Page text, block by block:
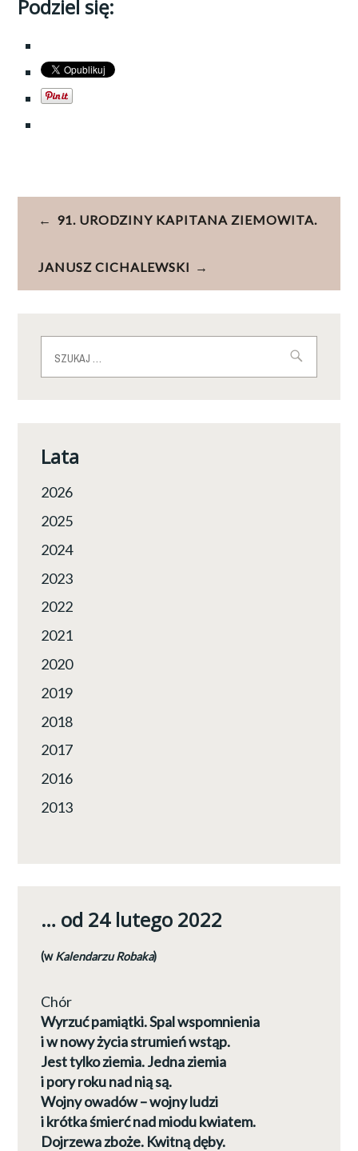
Podziel się:
Nawigacja
91. URODZINY KAPITANA ZIEMOWITA.
JANUSZ CICHALEWSKI
Lata
2026
2025
2024
2023
2022
2021
2020
2019
2018
2017
2016
2013
… od 24 lutego 2022
(wKalendarzu Robaka)
Chór
Wyrzuć pamiątki. Spal wspomnienia
i w nowy życia strumień wstąp.
Jest tylko ziemia. Jedna ziemia
i pory roku nad nią są.
Wojny owadów – wojny ludzi
i krótka śmierć nad miodu kwiatem.
Dojrzewa zboże. Kwitną dęby.